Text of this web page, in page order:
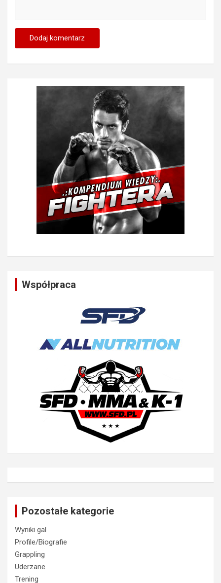
Współpraca
Pozostałe kategorie
Wyniki gal
Profile/Biografie
Grappling
Uderzane
Trening